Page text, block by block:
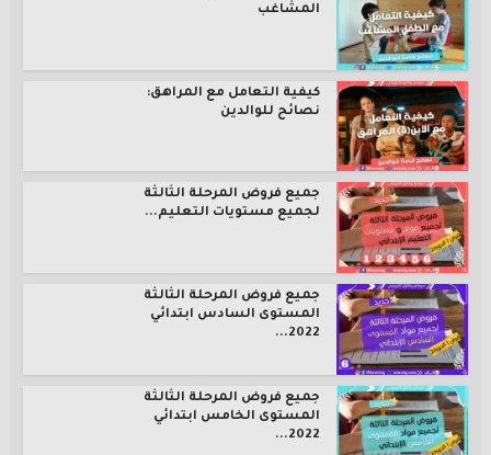
المشاغب
كيفية التعامل مع المراهق:
نصائح للوالدين
جميع فروض المرحلة الثالثة
لجميع مستويات التعليم...
جميع فروض المرحلة الثالثة
المستوى السادس ابتدائي
2022...
جميع فروض المرحلة الثالثة
المستوى الخامس ابتدائي
2022...